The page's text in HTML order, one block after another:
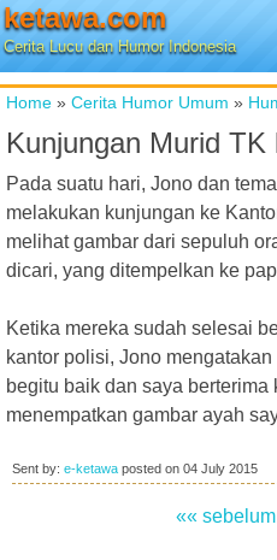
ketawa.com
Cerita Lucu dan Humor Indonesia
Home » Cerita Humor Umum »
Kunjungan Murid
Pada suatu hari, Jono dan
melakukan kunjungan ke
melihat gambar dari sepuluh
dicari, yang ditempelkan ke
Ketika mereka sudah selesai
kantor polisi, Jono
begitu baik dan saya berterima
menempatkan gambar ayah
Sent by: e-ketawa posted on 04 July 2015
«« sebelum